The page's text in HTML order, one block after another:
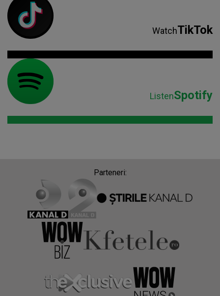
WatchTikTok
ListenSpotify
Parteneri: